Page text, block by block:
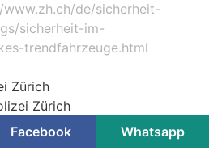
de/sicherheit-
sicherheit-im-
trendfahrzeuge.html
Zürich
Zürich
Facebook Whatsapp